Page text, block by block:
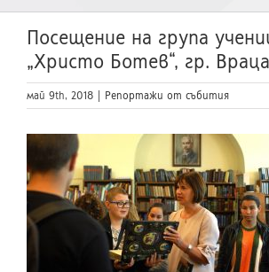
Посещение на група
„Христо Ботев“, гр. Враца
май 9th, 2018 Репортажи от събития